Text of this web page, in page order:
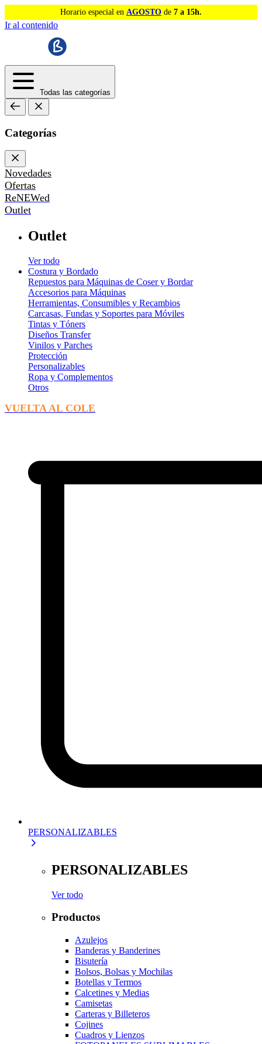
Horario especial en AGOSTO de 7 a 15h.
Ir al contenido
Todas las categorías
Categorías
Novedades
Ofertas
ReNEWed
Outlet
Outlet
Ver todo
Costura y Bordado
Repuestos para Máquinas de Coser y Bordar
Accesorios para Máquinas
Herramientas, Consumibles y Recambios
Carcasas, Fundas y Soportes para Móviles
Tintas y Tóners
Diseños Transfer
Vinilos y Parches
Protección
Personalizables
Ropa y Complementos
Otros
VUELTA AL COLE
PERSONALIZABLES
PERSONALIZABLES
Ver todo
Productos
Azulejos
Banderas y Banderines
Bisutería
Bolsos, Bolsas y Mochilas
Botellas y Termos
Calcetines y Medias
Camisetas
Carteras y Billeteros
Cojines
Cuadros y Lienzos